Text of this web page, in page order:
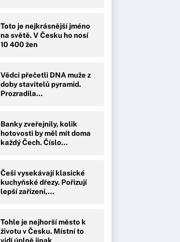
Toto je nejkrásnější jméno
na světě. V Česku ho nosí
10 400 žen
Vědci přečetli DNA muže z
doby stavitelů pyramid.
Prozradila…
Banky zveřejnily, kolik
hotovosti by měl mít doma
každý Čech. Číslo…
Češi vysekávají klasické
kuchyňské dřezy. Pořizují
lepší zařízení,…
Tohle je nejhorší město k
životu v Česku. Místní to
vidí úplně jinak